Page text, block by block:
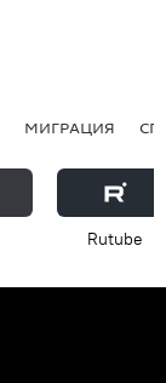
МИГРАЦИЯ
Rutube